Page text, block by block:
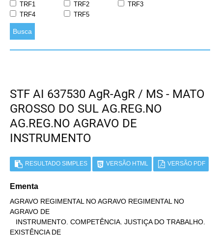
TRF1
TRF2
TRF3
TRF4
TRF5
Busca
STF AI 637530 AgR-AgR / MS - MATO
GROSSO DO SUL AG.REG.NO
AG.REG.NO AGRAVO DE
INSTRUMENTO
RESULTADO SIMPLES VERSÃO HTML VERSÃO PDF
Ementa
AGRAVO REGIMENTAL NO AGRAVO REGIMENTAL NO
AGRAVO DE
EXISTÊNCIA DE